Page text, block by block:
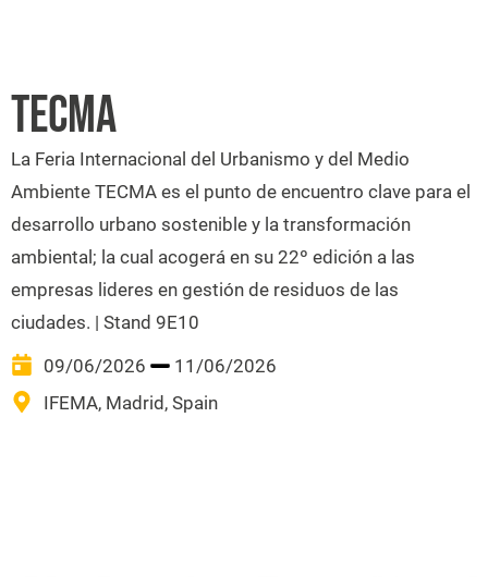
TECMA
La Feria Internacional del Urbanismo y del Medio
Ambiente TECMA es el punto de encuentro clave para el
desarrollo urbano sostenible y la transformación
ambiental; la cual acogerá en su 22º edición a las
empresas lideres en gestión de residuos de las
ciudades. | Stand 9E10
09/06/2026
11/06/2026
IFEMA, Madrid, Spain